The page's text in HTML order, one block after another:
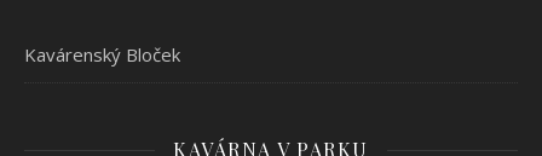
Kavárenský Bloček
KAVÁRNA V PARKU